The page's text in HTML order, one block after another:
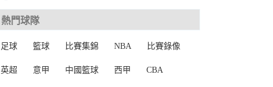
射門23-10，射正8-3
熱門球隊
足球 籃球 比賽集錦 NBA 比賽錄像
英超 意甲 中國籃球 西甲 CBA